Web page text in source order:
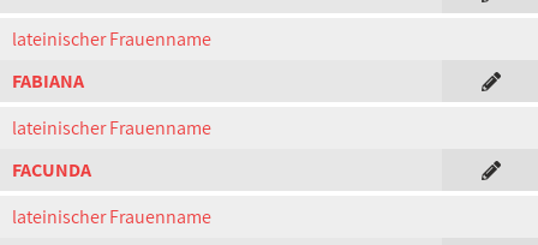
lateinischer Frauenname
FABIANA
lateinischer Frauenname
FACUNDA
lateinischer Frauenname